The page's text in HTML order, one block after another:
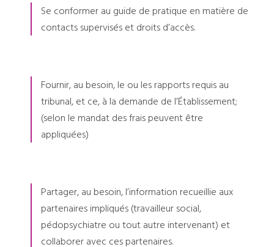
Se conformer au guide de pratique en matière de
contacts supervisés et droits d’accès.
Fournir, au besoin, le ou les rapports requis au
tribunal, et ce, à la demande de l’Établissement;
(selon le mandat des frais peuvent être
appliquées)
Partager, au besoin, l’information recueillie aux
partenaires impliqués (travailleur social,
pédopsychiatre ou tout autre intervenant) et
collaborer avec ces partenaires.